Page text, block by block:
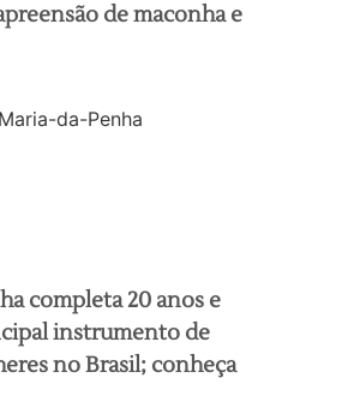
de maconha e
completa 20 anos e
instrumento de
no Brasil; conheça